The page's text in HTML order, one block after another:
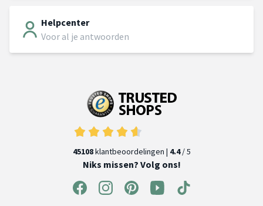
Helpcenter
Voor al je antwoorden
45108klantbeoordelingen | 4.4/ 5
Niks missen? Volg ons!